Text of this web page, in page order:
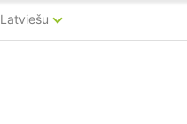
Latviešu